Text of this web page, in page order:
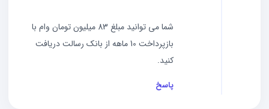
شما می توانید مبلغ 83 میلیون تومان وام با
بازپرداخت 10 ماهه از بانک رسالت دریافت
کنید.
پاسخ